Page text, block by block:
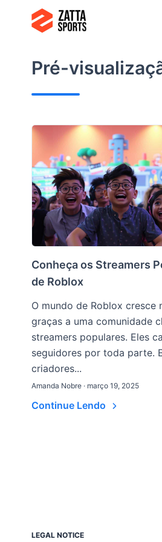
conteúdoPré-
Conheça os Streamers
de Roblox
O mundo de Roblox cresce
graças a uma comunidade
streamers populares. Eles
seguidores por toda parte.
criadores...
Amanda Nobre · março 19, 2025
Continue Lendo
LEGAL NOTICE